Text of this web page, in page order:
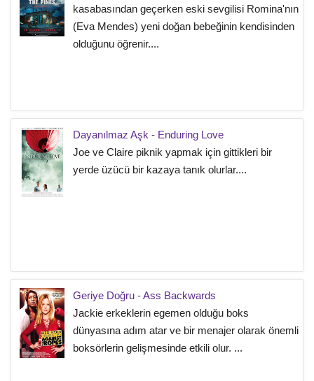
kasabasından geçerken eski sevgilisi Romina'nın
(Eva Mendes) yeni doğan bebeğinin kendisinden
olduğunu öğrenir....
Dayanılmaz Aşk - Enduring Love
Joe ve Claire piknik yapmak için gittikleri bir
yerde üzücü bir kazaya tanık olurlar....
Geriye Doğru - Ass Backwards
Jackie erkeklerin egemen olduğu boks
dünyasına adım atar ve bir menajer olarak önemli
boksörlerin gelişmesinde etkili olur. ...